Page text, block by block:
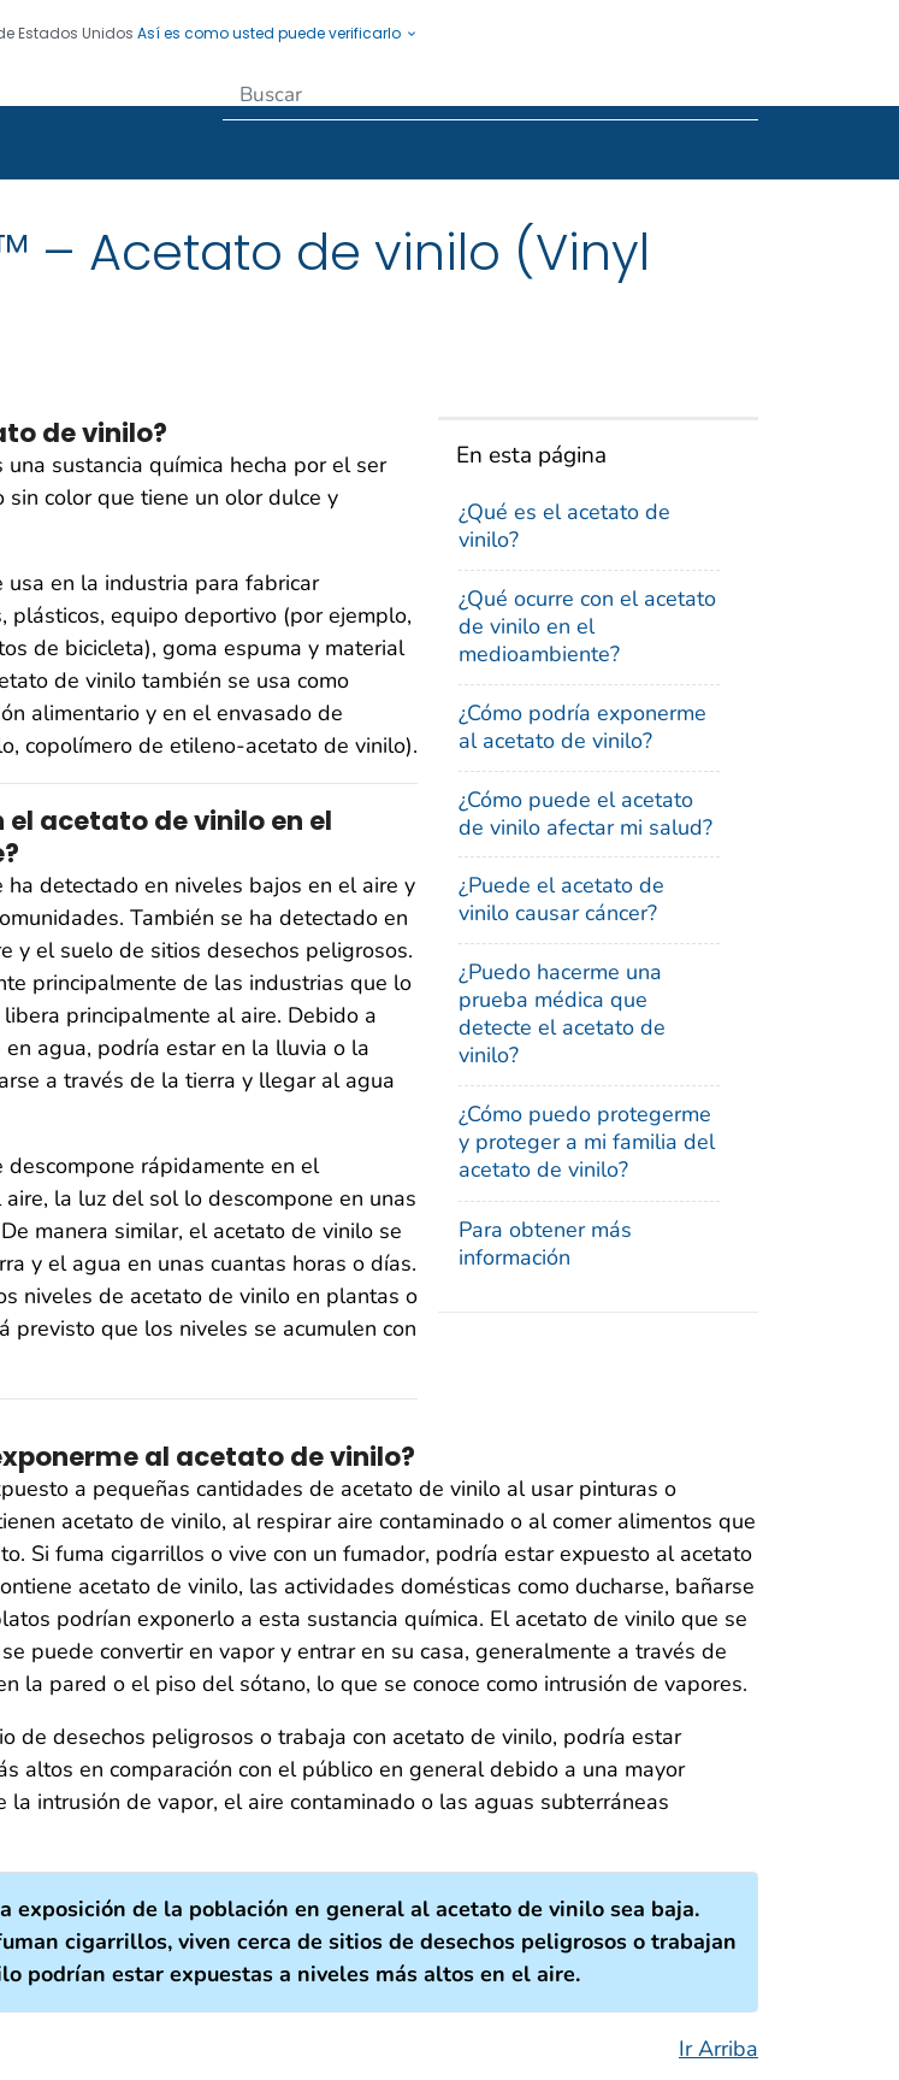
Estados Unidos Así es como usted puede verificarlo
– Acetato de vinilo (Vinyl
En esta página
¿Qué es el acetato de
vinilo?
¿Qué ocurre con el acetato
de vinilo en el
medioambiente?
¿Cómo podría exponerme
al acetato de vinilo?
¿Cómo puede el acetato
de vinilo afectar mi salud?
¿Puede el acetato de
vinilo causar cáncer?
¿Puedo hacerme una
prueba médica que
detecte el acetato de
vinilo?
¿Cómo puedo protegerme
y proteger a mi familia del
acetato de vinilo?
Para obtener más
información
de vinilo?
sustancia química hecha por el ser
sin color que tiene un olor dulce y
usa en la industria para fabricar
plásticos, equipo deportivo (por ejemplo,
de bicicleta), goma espuma y material
de vinilo también se usa como
alimentario y en el envasado de
copolímero de etileno-acetato de vinilo).
el acetato de vinilo en el
ha detectado en niveles bajos en el aire y
También se ha detectado en
y el suelo de sitios desechos peligrosos.
principalmente de las industrias que lo
principalmente al aire. Debido a
agua, podría estar en la lluvia o la
a través de la tierra y llegar al agua
descompone rápidamente en el
la luz del sol lo descompone en unas
manera similar, el acetato de vinilo se
y el agua en unas cuantas horas o días.
niveles de acetato de vinilo en plantas o
previsto que los niveles se acumulen con
al acetato de vinilo?
a pequeñas cantidades de acetato de vinilo al usar pinturas o
acetato de vinilo, al respirar aire contaminado o al comer alimentos que
Si fuma cigarrillos o vive con un fumador, podría estar expuesto al acetato
acetato de vinilo, las actividades domésticas como ducharse, bañarse
podrían exponerlo a esta sustancia química. El acetato de vinilo que se
puede convertir en vapor y entrar en su casa, generalmente a través de
la pared o el piso del sótano, lo que se conoce como intrusión de vapores.
de desechos peligrosos o trabaja con acetato de vinilo, podría estar
altos en comparación con el público en general debido a una mayor
la intrusión de vapor, el aire contaminado o las aguas subterráneas
exposición de la población en general al acetato de vinilo sea baja.
cigarrillos, viven cerca de sitios de desechos peligrosos o trabajan
podrían estar expuestas a niveles más altos en el aire.
Ir Arriba